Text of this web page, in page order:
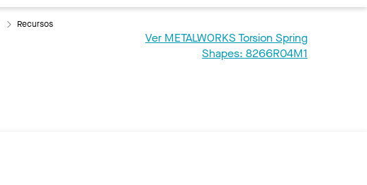
Recursos
Ver METALWORKS Torsion Spring
Shapes: 8266R04M1